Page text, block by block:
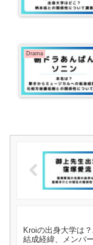
Drama
Kroiの出身大学は
結成経緯、メンバ